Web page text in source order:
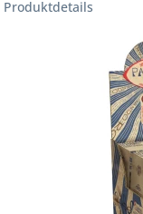
Produktdetails